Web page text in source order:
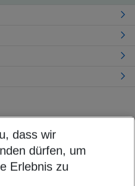
nach Ihren Wünschen
5-8 Nächte
dass wir
dürfen, um
Erlebnis zu